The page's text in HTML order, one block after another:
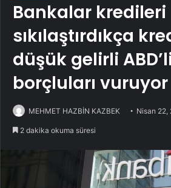
Bankalar kredileri
sıkılaştırdıkça
düşük gelirli
borçluları vuruyor
MEHMET HAZBİN KAZBEK Nisan 22,
2 dakika okuma süresi